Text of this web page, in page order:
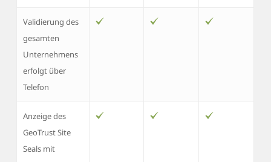
Validierung des
gesamten
Unternehmens
erfolgt über
Telefon
Anzeige des
GeoTrust Site
Seals mit